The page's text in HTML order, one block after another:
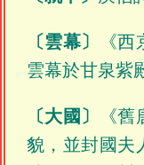
〔雲幕〕
《
雲幕於甘泉紫
〔大國〕
《
貌，並封國夫